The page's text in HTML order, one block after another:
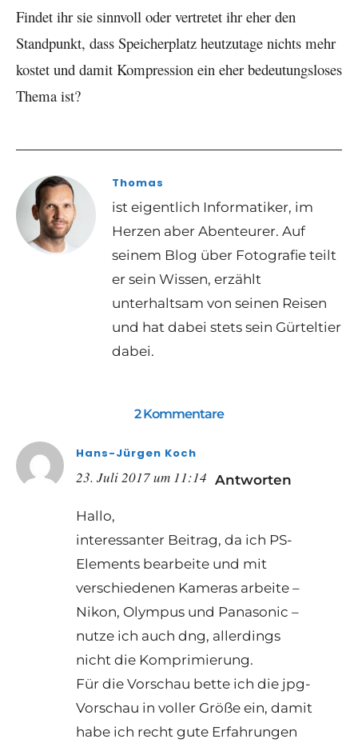
Findet ihr sie sinnvoll oder vertretet ihr eher den
Standpunkt, dass Speicherplatz heutzutage nichts mehr
kostet und damit Kompression ein eher bedeutungsloses
Thema ist?
Thomas
ist eigentlich Informatiker, im
Herzen aber Abenteurer. Auf
seinem Blog über Fotografie teilt
er sein Wissen, erzählt
unterhaltsam von seinen Reisen
und hat dabei stets sein Gürteltier
dabei.
2 Kommentare
Hans-Jürgen Koch
23. Juli 2017 um 11:14 Antworten
Hallo,
interessanter Beitrag, da ich PS-
Elements bearbeite und mit
verschiedenen Kameras arbeite –
Nikon, Olympus und Panasonic –
nutze ich auch dng, allerdings
nicht die Komprimierung.
Für die Vorschau bette ich die jpg-
Vorschau in voller Größe ein, damit
habe ich recht gute Erfahrungen